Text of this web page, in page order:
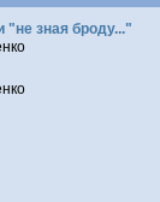
зная броду..."